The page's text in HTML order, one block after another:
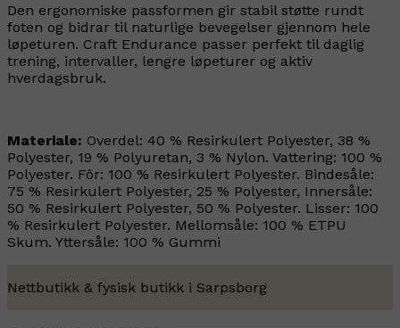
Den ergonomiske passformen gir stabil støtte rundt
foten og bidrar til naturlige bevegelser gjennom hele
løpeturen. Craft Endurance passer perfekt til daglig
trening, intervaller, lengre løpeturer og aktiv
hverdagsbruk.
Materiale: Overdel: 40 % Resirkulert Polyester, 38 %
Polyester, 19 % Polyuretan, 3 % Nylon. Vattering: 100 %
Polyester. Fôr: 100 % Resirkulert Polyester. Bindesåle:
75 % Resirkulert Polyester, 25 % Polyester, Innersåle:
50 % Resirkulert Polyester, 50 % Polyester. Lisser: 100
% Resirkulert Polyester. Mellomsåle: 100 % ETPU
Skum. Yttersåle: 100 % Gummi
Nettbutikk & fysisk butikk i Sarpsborg